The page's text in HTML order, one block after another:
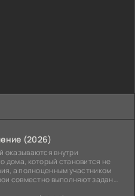
(2026)
оказываются внутри
дома, который становится не
а полноценным участником
совместно выполняют задания